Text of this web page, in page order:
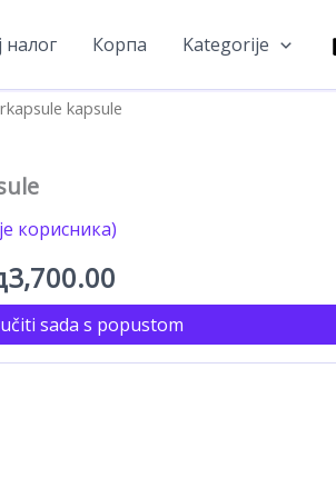
налог Корпа Kategorije
kapsule
корисника)
3,700.00Тренутна
цена
је:
sada s popustom